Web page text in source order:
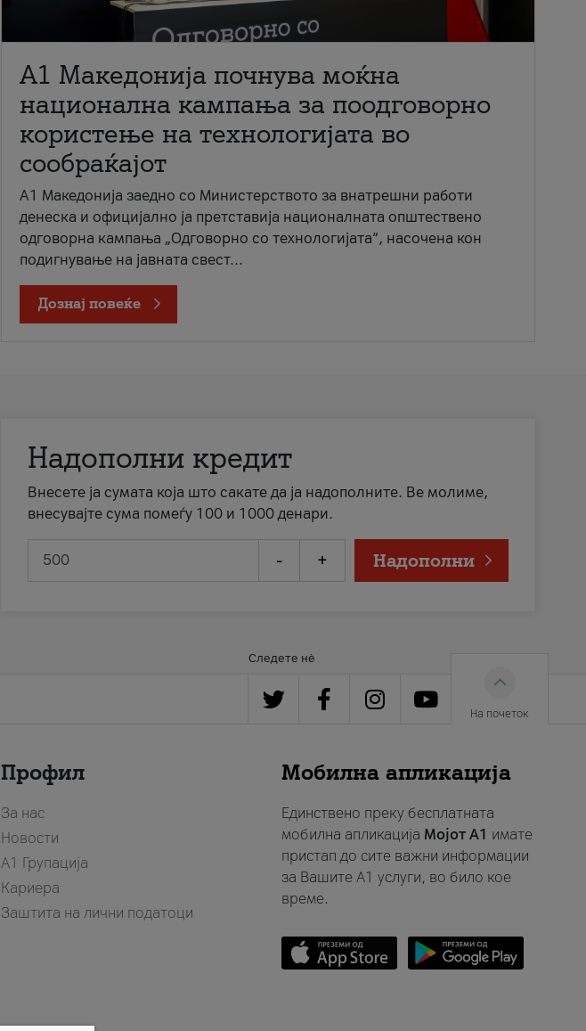
A1 Македонија почнува моќна
национална кампања за поодговорно
користење на технологијата во
сообраќајот
A1 Македонија заедно со Министерството за внатрешни работи
денеска и официјално ја претставија националната општествено
одговорна кампања „Одговорно со технологијата“, насочена кон
подигнување на јавната свест...
Дознај повеќе
Надополни кредит
Внесете ја сумата која што сакате да ја надополните. Ве молиме,
внесувајте сума помеѓу 100 и 1000 денари.
- + Надополни
Следете нè
На почеток
Профил
За нас
Новости
А1 Групација
Кариера
Заштита на лични податоци
Мобилна апликација
Единствено преку бесплатната
мобилна апликација Мојот A1 имате
пристап до сите важни информации
за Вашите A1 услуги, во било кое
време.